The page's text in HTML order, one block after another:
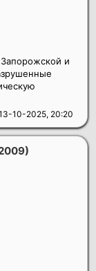
10-2025, 20:20
и